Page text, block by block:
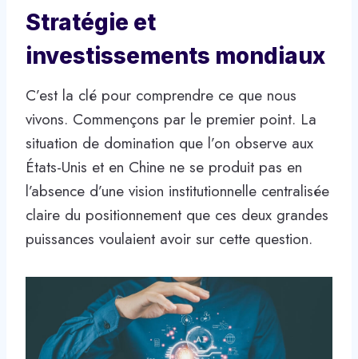
Stratégie et
investissements mondiaux
C’est la clé pour comprendre ce que nous
vivons. Commençons par le premier point. La
situation de domination que l’on observe aux
États-Unis et en Chine ne se produit pas en
l’absence d’une vision institutionnelle centralisée
claire du positionnement que ces deux grandes
puissances voulaient avoir sur cette question.